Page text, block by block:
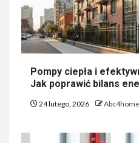
Pompy ciepła i
Jak poprawić bilans
24 lutego, 2026 Abc4home